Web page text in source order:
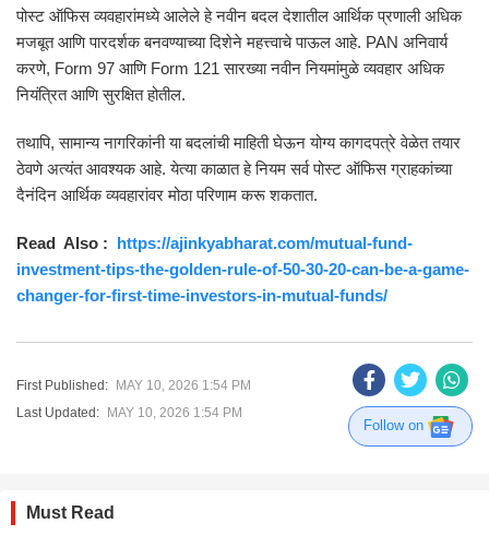
पोस्ट ऑफिस व्यवहारांमध्ये आलेले हे नवीन बदल देशातील आर्थिक प्रणाली अधिक
मजबूत आणि पारदर्शक बनवण्याच्या दिशेने महत्त्वाचे पाऊल आहे. PAN अनिवार्य
करणे, Form 97 आणि Form 121 सारख्या नवीन नियमांमुळे व्यवहार अधिक
नियंत्रित आणि सुरक्षित होतील.
तथापि, सामान्य नागरिकांनी या बदलांची माहिती घेऊन योग्य कागदपत्रे वेळेत तयार
ठेवणे अत्यंत आवश्यक आहे. येत्या काळात हे नियम सर्व पोस्ट ऑफिस ग्राहकांच्या
दैनंदिन आर्थिक व्यवहारांवर मोठा परिणाम करू शकतात.
Read Also : https://ajinkyabharat.com/mutual-fund-
investment-tips-the-golden-rule-of-50-30-20-can-be-a-game-
changer-for-first-time-investors-in-mutual-funds/
First Published: MAY 10, 2026 1:54 PM
Last Updated: MAY 10, 2026 1:54 PM
Follow on
Must Read